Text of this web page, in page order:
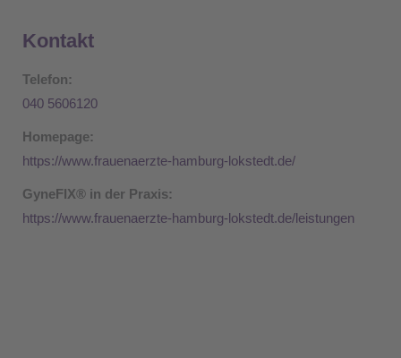
Kontakt
Telefon:
040 5606120
Homepage:
https://www.frauenaerzte-hamburg-lokstedt.de/
GyneFIX® in der Praxis:
https://www.frauenaerzte-hamburg-lokstedt.de/leistungen